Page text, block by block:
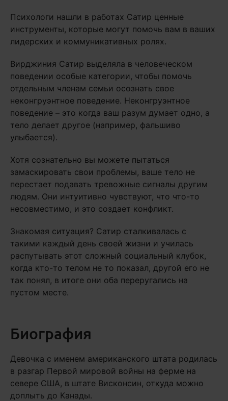
Психологи нашли в работах Сатир ценные
инструменты, которые могут помочь вам в ваших
лидерских и коммуникативных ролях.
Вирджиния Сатир выделяла в человеческом
поведении особые категории, чтобы помочь
отдельным членам семьи осознать свое
неконгруэнтное поведение. Неконгруэнтное
поведение – это когда ваш разум думает одно, а
тело делает другое (например, фальшиво
улыбается).
Хотя сознательно вы можете пытаться
замаскировать свои проблемы, ваше тело не
перестает подавать тревожные сигналы другим
людям. Они интуитивно чувствуют, что что-то
несовместимо, и это создает конфликт.
Знакомая ситуация? Сатир сталкивалась с
такими каждый день своей жизни и училась
распутывать этот сложный социальный клубок,
когда кто-то телом не то показал, другой его не
так понял, в итоге они оба переругались на
пустом месте.
Биография
Девочка с именем американского штата родилась
в разгар Первой мировой войны на ферме на
севере США, в штате Висконсин, откуда можно
доплыть до Канады.